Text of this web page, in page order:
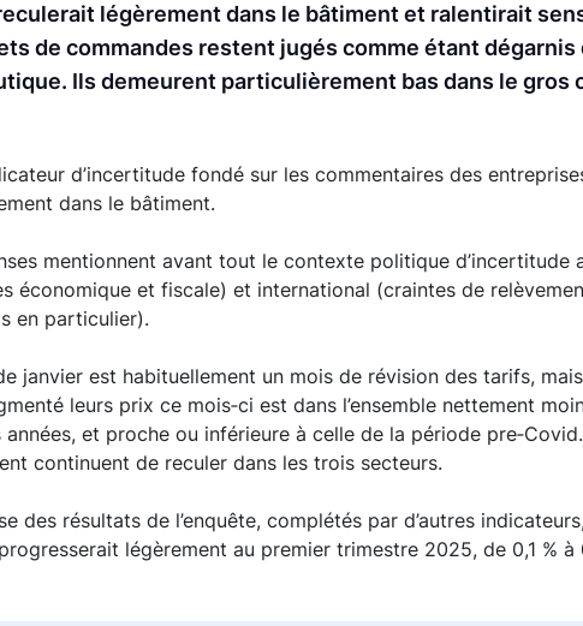
légèrement dans le bâtiment et ralentirait
de commandes restent jugés comme étant
Ils demeurent particulièrement bas dans le gros
d’incertitude fondé sur les commentaires des
dans le bâtiment.
mentionnent avant tout le contexte politique d’incertitude
économique et fiscale) et international (craintes de
en particulier).
janvier est habituellement un mois de révision des tarifs,
leurs prix ce mois‑ci est dans l’ensemble nettement
années, et proche ou inférieure à celle de la période
continuent de reculer dans les trois secteurs.
des résultats de l’enquête, complétés par d’autres
légèrement au premier trimestre 2025, de 0,1 % à